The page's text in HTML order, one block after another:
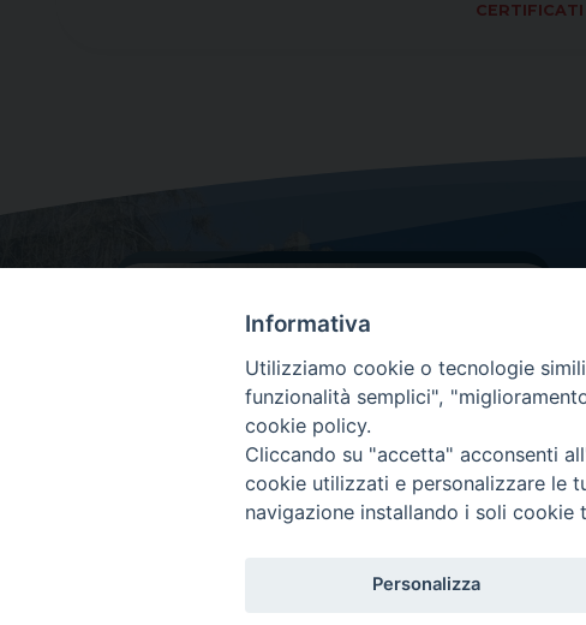
Dove siamo
Via Lorenzo Da Ponte, 116
31029 Vittorio Veneto (Treviso)
Informativa
Utilizziamo cookie o tecnologie
funzionalità semplici",
cookie policy.
Cliccando su "accetta" acconsenti
cookie utilizzati e personalizzare le
navigazione installando i soli
Personalizza